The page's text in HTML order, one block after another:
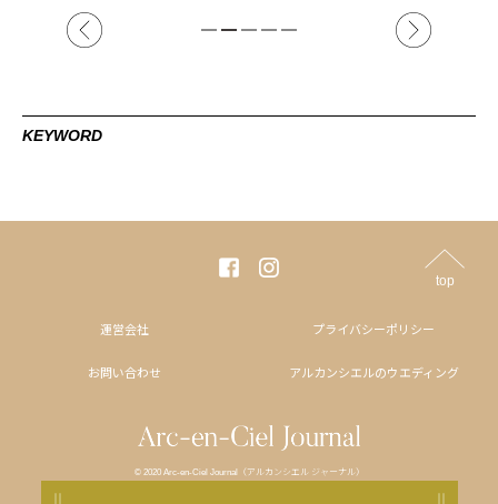
KEYWORD
top
運営会社 プライバシーポリシー
お問い合わせ アルカンシエルのウエディング
© 2020 Arc-en-Ciel Journal（アルカンシエル ジャーナル）